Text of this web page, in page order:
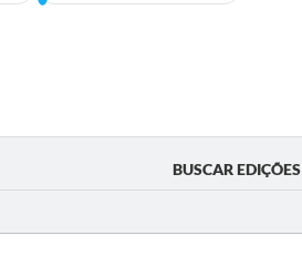
BUSCAR EDIÇÕES